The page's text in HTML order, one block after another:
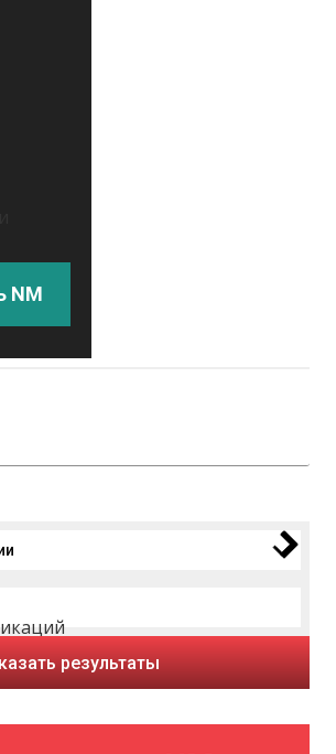
NM
результаты